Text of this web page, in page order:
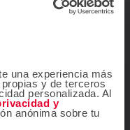
una experiencia más
y de terceros
personalizada. Al
y
anónima sobre tu